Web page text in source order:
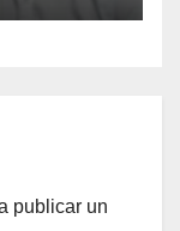
publicar un